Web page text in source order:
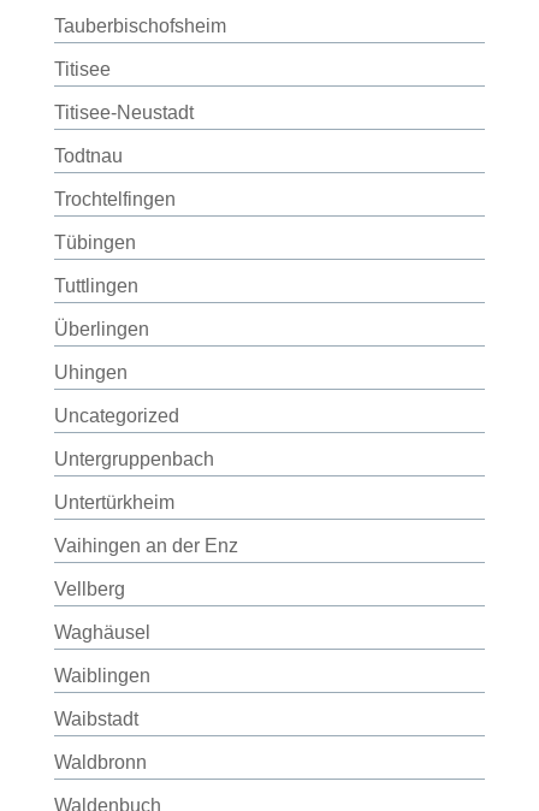
Tauberbischofsheim
Titisee
Titisee-Neustadt
Todtnau
Trochtelfingen
Tübingen
Tuttlingen
Überlingen
Uhingen
Uncategorized
Untergruppenbach
Untertürkheim
Vaihingen an der Enz
Vellberg
Waghäusel
Waiblingen
Waibstadt
Waldbronn
Waldenbuch